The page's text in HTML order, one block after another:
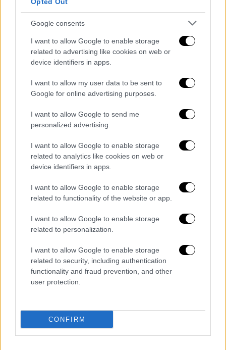
Google consents
I want to allow Google to enable storage
related to advertising like cookies on web or
device identifiers in apps.
I want to allow my user data to be sent to
Google for online advertising purposes.
I want to allow Google to send me
personalized advertising.
I want to allow Google to enable storage
related to analytics like cookies on web or
device identifiers in apps.
I want to allow Google to enable storage
related to functionality of the website or app.
I want to allow Google to enable storage
related to personalization.
I want to allow Google to enable storage
related to security, including authentication
functionality and fraud prevention, and other
user protection.
CONFIRM
παραλία.
παραλίες ωοτοκίας.
Υπενθυμίζεται ότιοι θαλάσσιες χελώνες, οι
φωλιές, τα αυγά και τα χελωνάκια
προστατεύονται από την ελληνική
νομοθεσία και διεθνείς συμβάσεις.
Σποραδικές φωλιές: Γίνε «πολίτης-
επιστήμονας» (Citizen Science)
Παρότι οι περισσότερες θηλυκές χελώνες
επιστρέφουν στις παραλίες όπου
γεννήθηκαν, ορισμένες δημιουργούν φωλιές
σε νέες ή άγνωστες ακτές. Οι λεγόμενες
«σποραδικές φωλιές»μπορούν να
εμφανιστούν σε οποιαδήποτε παραλία της
Ελλάδας. Η καταγραφή τους βοηθά
της κατάστασης των πληθυσμών των
θαλάσσιων χελωνών. Για τον λόγο αυτό, ο
ΑΡΧΕΛΩΝ καλεί πολίτες και επισκέπτες να